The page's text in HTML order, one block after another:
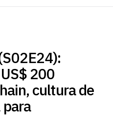
200
cultura de